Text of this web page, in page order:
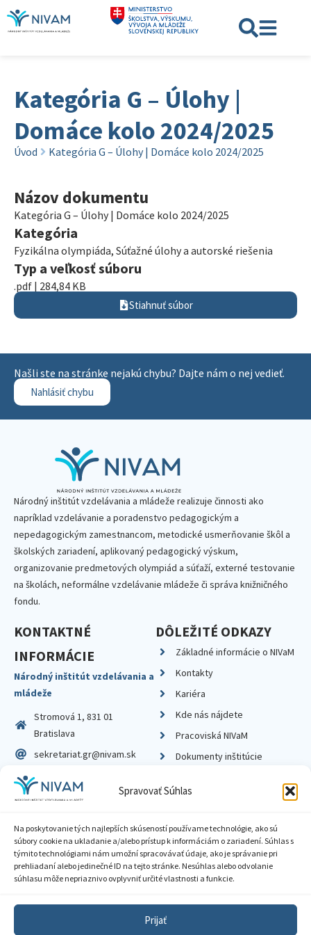
Spravovať Súhlas
Na poskytovanie tých najlepších skúseností používame technológie, ako sú
súbory cookie na ukladanie a/alebo prístup k informáciám o zariadení. Súhlas s
týmito technológiami nám umožní spracovávať údaje, ako je správanie pri
prehliadaní alebo jedinečné ID na tejto stránke. Nesúhlas alebo odvolanie
súhlasu môže nepriaznivo ovplyvniť určité vlastnosti a funkcie.
Prijať
Kategória G – Úlohy |
Domáce kolo 2024/2025
Úvod Kategória G – Úlohy | Domáce kolo 2024/2025
Názov dokumentu
Kategória G – Úlohy | Domáce kolo 2024/2025
Kategória
Fyzikálna olympiáda, Súťažné úlohy a autorské riešenia
Typ a veľkosť súboru
.pdf | 284,84 KB
Stiahnuť súbor
Našli ste na stránke nejakú chybu? Dajte nám o nej vedieť.
Nahlásiť chybu
Národný inštitút vzdelávania a mládeže realizuje činnosti ako
napríklad vzdelávanie a poradenstvo pedagogickým a
nepedagogickým zamestnancom, metodické usmerňovanie škôl a
školských zariadení, aplikovaný pedagogický výskum,
organizovanie predmetových olympiád a súťaží, externé testovanie
na školách, neformálne vzdelávanie mládeže či správa knižničného
fondu.
KONTAKTNÉ
INFORMÁCIE
Národný inštitút vzdelávania a
mládeže
Stromová 1, 831 01
Bratislava
sekretariat.gr@nivam.sk
IČO: 00164348
DIČ: 2020798714
DÔLEŽITÉ ODKAZY
Základné informácie o NIVaM
Kontakty
Kariéra
Kde nás nájdete
Pracoviská NIVaM
Dokumenty inštitúcie
Zásady ochrany súkromia
Sprístupnenie informácií